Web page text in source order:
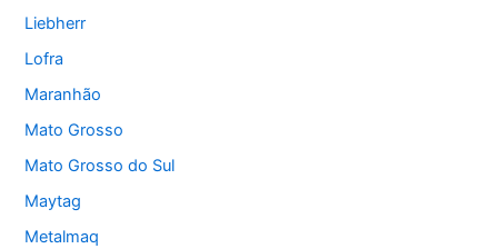
Liebherr
Lofra
Maranhão
Mato Grosso
Mato Grosso do Sul
Maytag
Metalmaq